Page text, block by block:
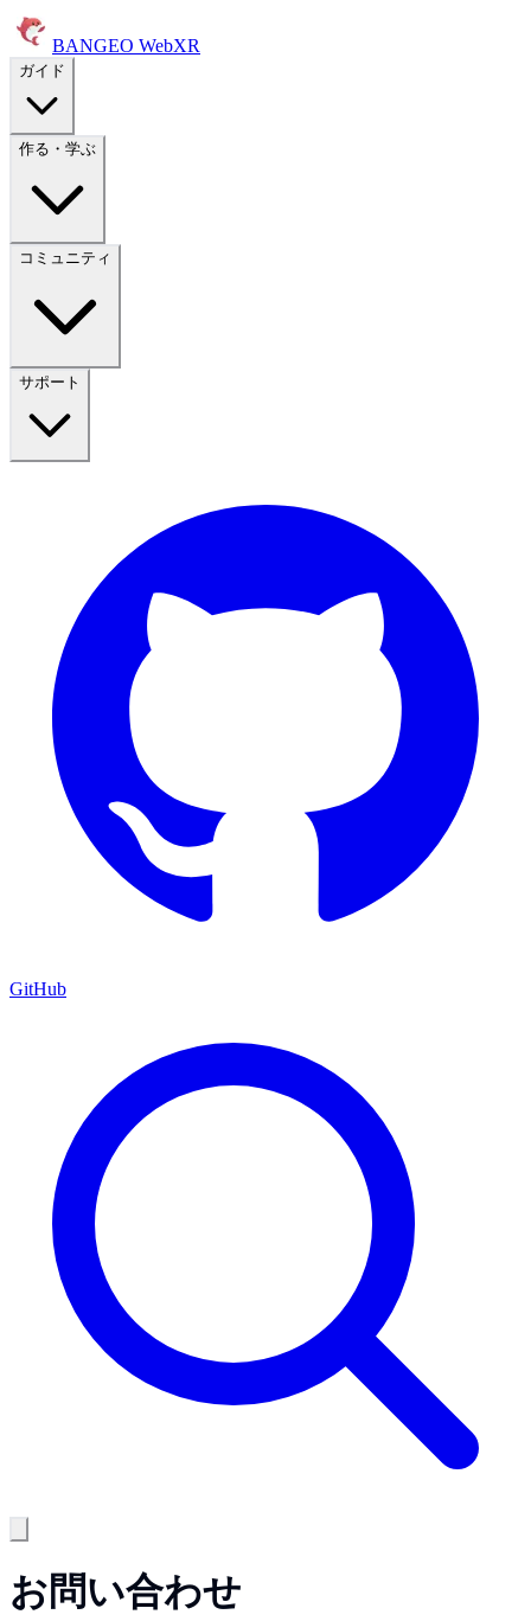
BANGEO WebXR
ガイド
作る・学ぶ
コミュニティ
サポート
GitHub
お問い合わせ